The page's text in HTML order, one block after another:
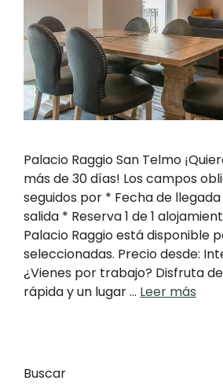
Palacio Raggio San Telmo
más de 30 días! Los campos
seguidos por * Fecha de
salida * Reserva 1 de 1
Palacio Raggio está disponible
seleccionadas. Precio desde:
¿Vienes por trabajo? Disfruta
rápida y un lugar … Leer más
Buscar